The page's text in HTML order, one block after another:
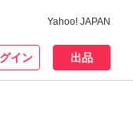
Yahoo! JAPAN
イン 出品